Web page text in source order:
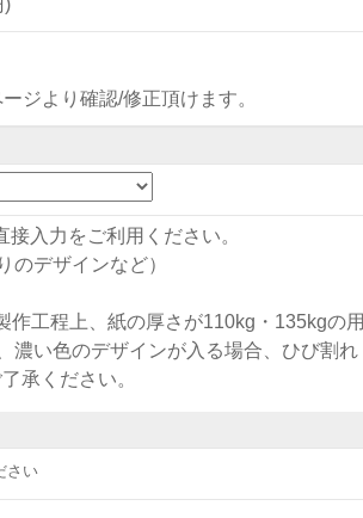
)
ジより確認/修正頂けます。
入力をご利用ください。
デザインなど）
工程上、紙の厚さが110kg・135kgの用
濃い色のデザインが入る場合、ひび割れ
承ください。
さい